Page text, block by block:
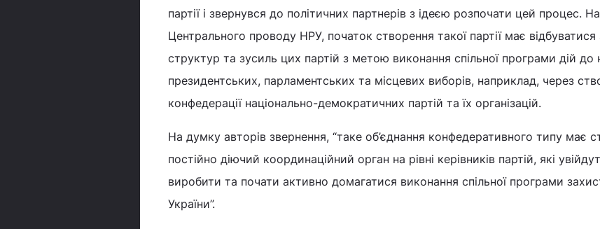
партії і звернувся до політичних партнерів з ідеєю розпочати цей процес.
Центрального проводу НРУ, початок створення такої партії має відбуватися
структур та зусиль цих партій з метою виконання спільної програми дій до
президентських, парламентських та місцевих виборів, наприклад, через
конфедерації національно-демократичних партій та їх організацій.
На думку авторів звернення, “таке об’єднання конфедеративного типу має
постійно діючий координаційний орган на рівні керівників партій, які
виробити та почати активно домагатися виконання спільної програми
України”.